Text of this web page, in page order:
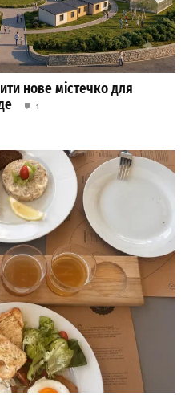
нове містечко для
1